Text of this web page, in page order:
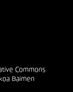
Commons
Baimen